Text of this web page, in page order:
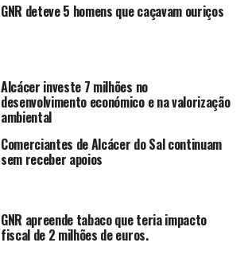
GNR deteve 5 homens que caçavam ouriços
Alcácer investe 7 milhões no
desenvolvimento económico e na valorização
ambiental
Comerciantes de Alcácer do Sal continuam
sem receber apoios
GNR apreende tabaco que teria impacto
fiscal de 2 milhões de euros.